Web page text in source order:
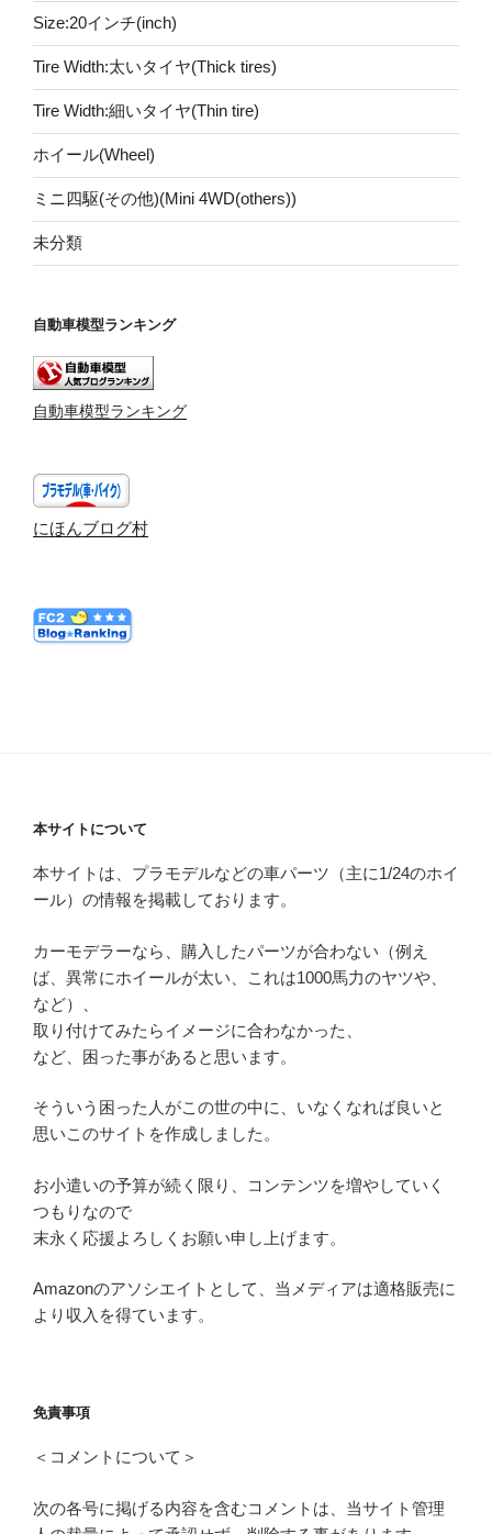
Size:20インチ(inch)
Tire Width:太いタイヤ(Thick tires)
Tire Width:細いタイヤ(Thin tire)
ホイール(Wheel)
ミニ四駆(その他)(Mini 4WD(others))
未分類
自動車模型ランキング
自動車模型ランキング
にほんブログ村
本サイトについて
本サイトは、プラモデルなどの車パーツ（主に1/24のホイ
ール）の情報を掲載しております。
カーモデラーなら、購入したパーツが合わない（例え
ば、異常にホイールが太い、これは1000馬力のヤツや、
など）、
取り付けてみたらイメージに合わなかった、
など、困った事があると思います。
そういう困った人がこの世の中に、いなくなれば良いと
思いこのサイトを作成しました。
お小遣いの予算が続く限り、コンテンツを増やしていく
つもりなので
末永く応援よろしくお願い申し上げます。
Amazonのアソシエイトとして、当メディアは適格販売に
より収入を得ています。
免責事項
＜コメントについて＞
次の各号に掲げる内容を含むコメントは、当サイト管理